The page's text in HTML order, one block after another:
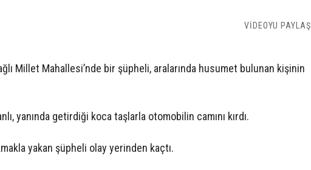
VİDEOYU PAYLAŞ
Millet Mahallesi’nde bir şüpheli, aralarında husumet bulunan kişinin
yanında getirdiği koca taşlarla otomobilin camını kırdı.
yakan şüpheli olay yerinden kaçtı.